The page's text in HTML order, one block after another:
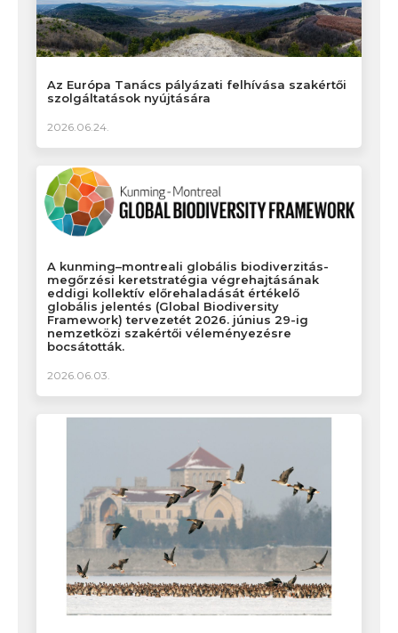
Az Európa Tanács pályázati felhívása szakértői
szolgáltatások nyújtására
2026.06.24.
A kunming–montreali globális biodiverzitás-
megőrzési keretstratégia végrehajtásának
eddigi kollektív előrehaladását értékelő
globális jelentés (Global Biodiversity
Framework) tervezetét 2026. június 29-ig
nemzetközi szakértői véleményezésre
bocsátották.
2026.06.03.